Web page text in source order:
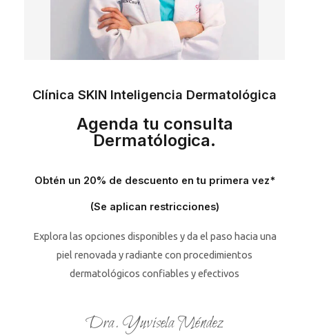
Clínica SKIN Inteligencia Dermatológica
Agenda tu consulta
Dermatólogica.
Obtén un 20% de descuento en tu primera vez*
(Se aplican restricciones)
Explora las opciones disponibles y da el paso hacia una
piel renovada y radiante con procedimientos
dermatológicos confiables y efectivos
Dra. Yuvisela Méndez